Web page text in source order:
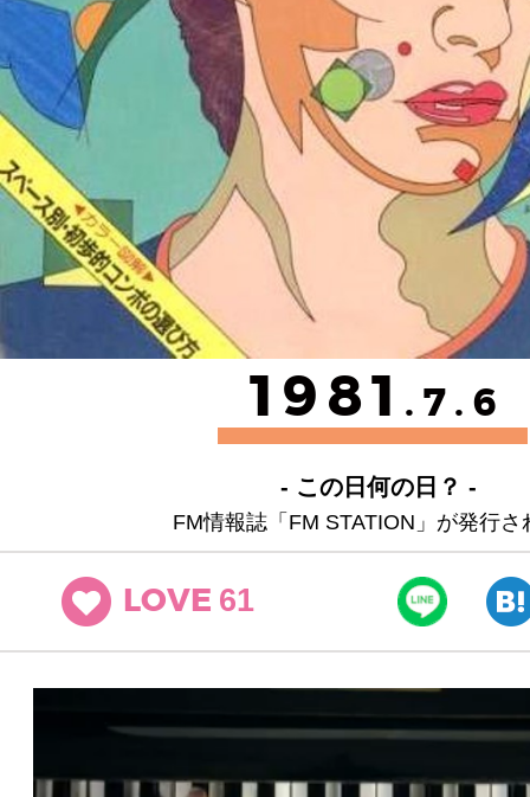
1981 .7.6
- この日何の日？ -
FM情報誌「FM STATION」が発行さ
LOVE 61